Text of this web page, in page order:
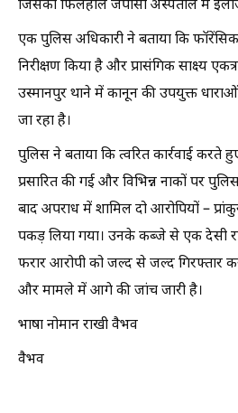
जिसका फिलहाल जेपीसी अस्पताल में
एक पुलिस अधिकारी ने बताया कि
निरीक्षण किया है और प्रासंगिक साक्ष्य
उस्मानपुर थाने में कानून की उपयुक्त
जा रहा है।
पुलिस ने बताया कि त्वरित कार्रवाई
प्रसारित की गई और विभिन्न नाकों पर
बाद अपराध में शामिल दो आरोपियों –
पकड़ लिया गया। उनके कब्जे से एक देसी
फरार आरोपी को जल्द से जल्द गिरफ्तार
और मामले में आगे की जांच जारी है।
भाषा नोमान राखी वैभव
वैभव